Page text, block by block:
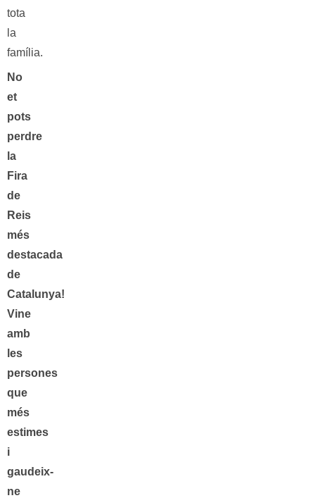
tota
la
família.
No
et
pots
perdre
la
Fira
de
Reis
més
destacada
de
Catalunya!
Vine
amb
les
persones
que
més
estimes
i
gaudeix-
ne